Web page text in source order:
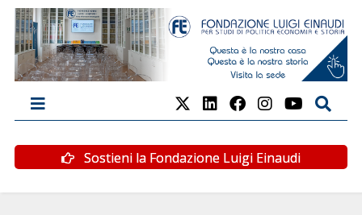
Sostieni la Fondazione Luigi Einaudi